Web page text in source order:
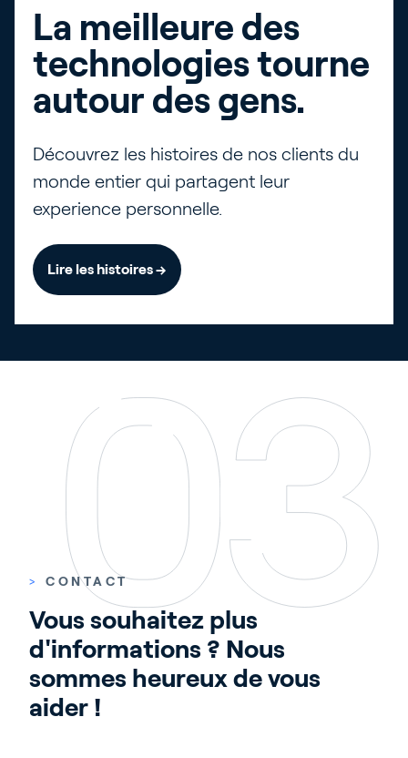
La meilleure des
technologies tourne
autour des gens.
Découvrez les histoires de nos clients du
monde entier qui partagent leur
experience personnelle.
Lire les histoires →
> CONTACT
Vous souhaitez plus
d'informations ? Nous
sommes heureux de vous
aider !